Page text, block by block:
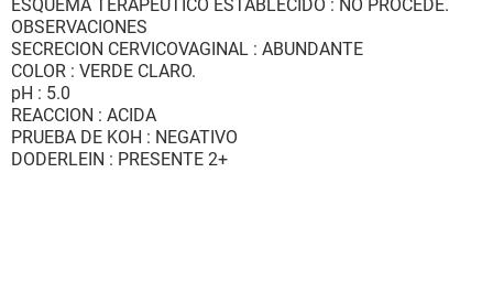
ESQUEMA TERAPEUTICO ESTABLECIDO : NO PROCEDE.
OBSERVACIONES
SECRECION CERVICOVAGINAL : ABUNDANTE
COLOR : VERDE CLARO.
pH : 5.0
REACCION : ACIDA
PRUEBA DE KOH : NEGATIVO
DODERLEIN : PRESENTE 2+